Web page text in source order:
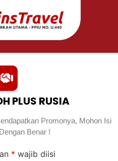
PLUS RUSIA
Promonya, Mohon Isi
Benar !
* wajib diisi